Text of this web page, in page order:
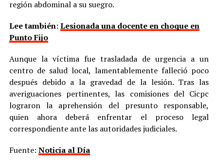
región abdominal a su suegro.
Lee también:Lesionada una docente en choque en
Punto Fijo
Aunque la víctima fue trasladada de urgencia a un
centro de salud local, lamentablemente falleció poco
después debido a la gravedad de la lesión. Tras las
averiguaciones pertinentes, las comisiones del Cicpc
lograron la aprehensión del presunto responsable,
quien ahora deberá enfrentar el proceso legal
correspondiente ante las autoridades judiciales.
Fuente: Noticia al Día